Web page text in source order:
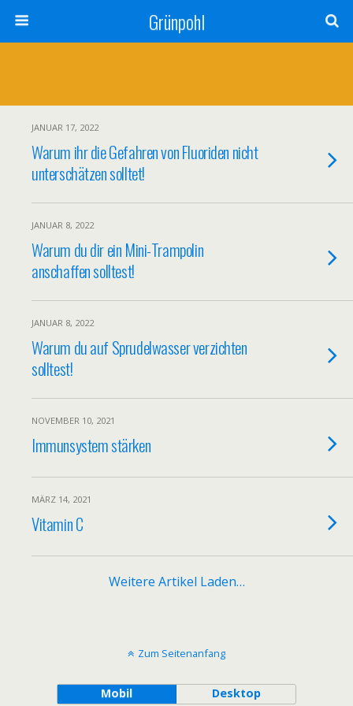
Grünpohl
JANUAR 17, 2022
Warum ihr die Gefahren von Fluoriden nicht
unterschätzen solltet!
JANUAR 8, 2022
Warum du dir ein Mini-Trampolin
anschaffen solltest!
JANUAR 8, 2022
Warum du auf Sprudelwasser verzichten
solltest!
NOVEMBER 10, 2021
Immunsystem stärken
MÄRZ 14, 2021
Vitamin C
Weitere Artikel Laden…
Zum Seitenanfang
Mobil Desktop